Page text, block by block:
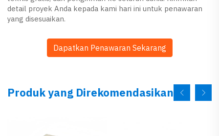
detail proyek Anda kepada kami hari ini untuk penawaran
yang disesuaikan.
Dapatkan Penawaran Sekarang
Produk yang Direkomendasikan